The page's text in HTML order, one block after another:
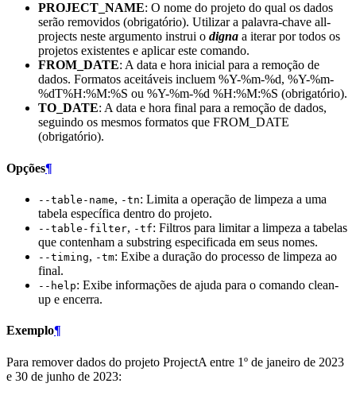
PROJECT_NAME: O nome do projeto do qual os dados
serão removidos (obrigatório). Utilizar a palavra-chave all-
projects neste argumento instrui o digna a iterar por todos os
projetos existentes e aplicar este comando.
FROM_DATE: A data e hora inicial para a remoção de
dados. Formatos aceitáveis incluem %Y-%m-%d, %Y-%m-
%dT%H:%M:%S ou %Y-%m-%d %H:%M:%S (obrigatório).
TO_DATE: A data e hora final para a remoção de dados,
seguindo os mesmos formatos que FROM_DATE
(obrigatório).
Opções¶
--table-name, -tn: Limita a operação de limpeza a uma
tabela específica dentro do projeto.
--table-filter, -tf: Filtros para limitar a limpeza a tabelas
que contenham a substring especificada em seus nomes.
--timing, -tm: Exibe a duração do processo de limpeza ao
final.
--help: Exibe informações de ajuda para o comando clean-
up e encerra.
Exemplo¶
Para remover dados do projeto ProjectA entre 1º de janeiro de 2023
e 30 de junho de 2023: